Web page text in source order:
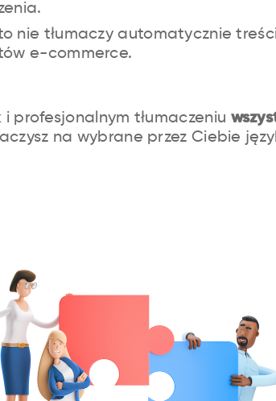
nie tłumaczy automatycznie
e-commerce.
profesjonalnym tłumaczeniu
na wybrane przez Ciebie